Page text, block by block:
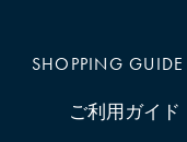
SHOPPING GUIDE
ご利用ガイド